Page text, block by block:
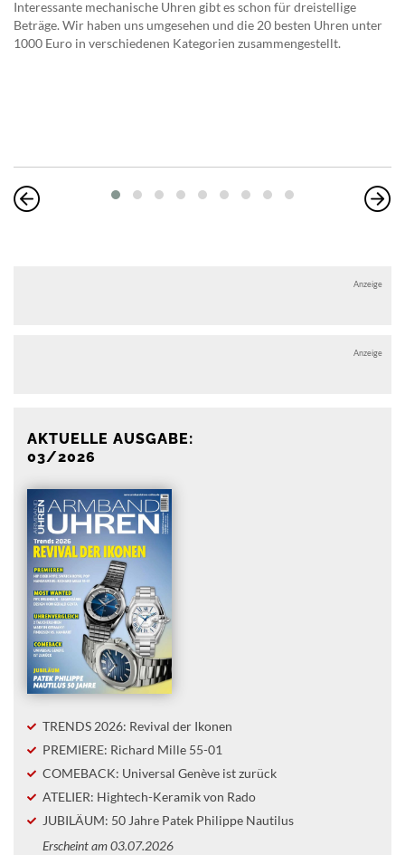
Interessante mechanische Uhren gibt es schon für dreistellige
Beträge. Wir haben uns umgesehen und die 20 besten Uhren unter
1000 Euro in verschiedenen Kategorien zusammengestellt.
Anzeige
Anzeige
AKTUELLE AUSGABE:
03/2026
TRENDS 2026: Revival der Ikonen
PREMIERE: Richard Mille 55-01
COMEBACK: Universal Genève ist zurück
ATELIER: Hightech-Keramik von Rado
JUBILÄUM: 50 Jahre Patek Philippe Nautilus
Erscheint am 03.07.2026